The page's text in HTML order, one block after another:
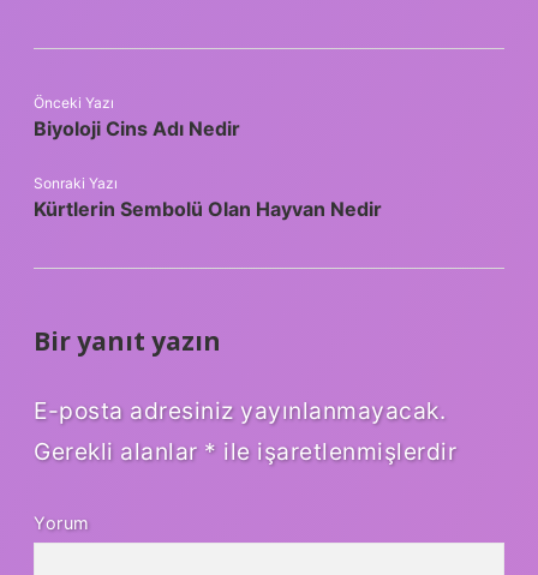
Önceki Yazı
Biyoloji Cins Adı Nedir
Sonraki Yazı
Kürtlerin Sembolü Olan Hayvan Nedir
Bir yanıt yazın
E-posta adresiniz yayınlanmayacak.
Gerekli alanlar * ile işaretlenmişlerdir
Yorum